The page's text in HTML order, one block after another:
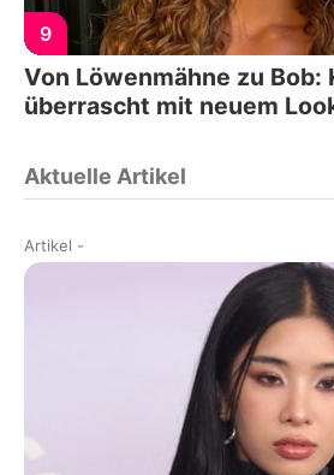
9
Von Löwenmähne zu Bob:
überrascht mit neuem
Aktuelle Artikel
Artikel -